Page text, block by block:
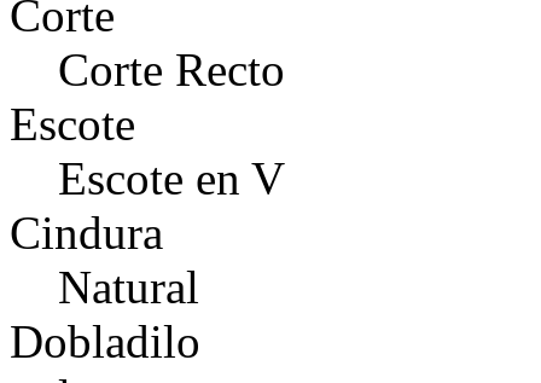
Corte
Corte Recto
Escote
Escote en V
Cindura
Natural
Dobladilo